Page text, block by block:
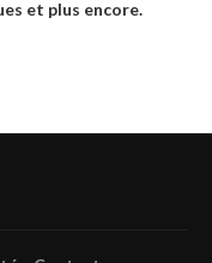
et plus encore.